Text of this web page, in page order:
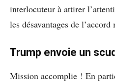
interlocuteur à attirer
les désavantages de l’accord
Trump envoie un scud
Mission accomplie ! En